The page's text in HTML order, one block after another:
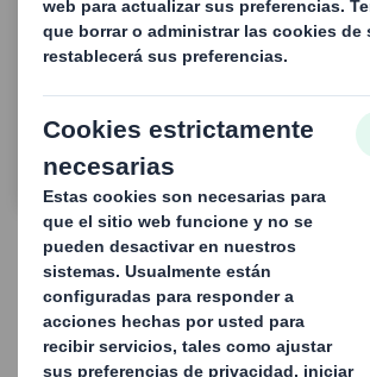
Destaca en el
mundo del retail